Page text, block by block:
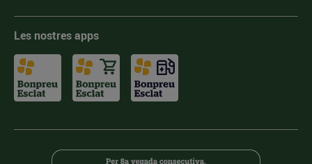
Les nostres apps